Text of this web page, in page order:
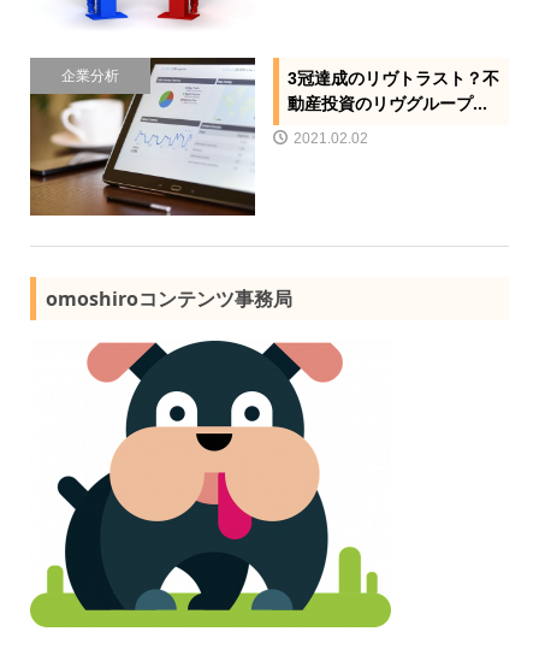
企業分析
3冠達成のリヴトラスト？不
動産投資のリヴグループ...
2021.02.02
omoshiroコンテンツ事務局